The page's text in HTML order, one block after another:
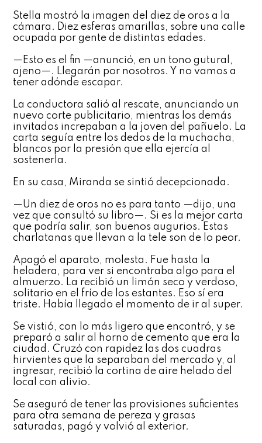
Stella mostró la imagen del diez de oros a la
cámara. Diez esferas amarillas, sobre una calle
ocupada por gente de distintas edades.
—Esto es el fin —anunció, en un tono gutural,
ajeno—. Llegarán por nosotros. Y no vamos a
tener adónde escapar.
La conductora salió al rescate, anunciando un
nuevo corte publicitario, mientras los demás
invitados increpaban a la joven del pañuelo. La
carta seguía entre los dedos de la muchacha,
blancos por la presión que ella ejercía al
sostenerla.
En su casa, Miranda se sintió decepcionada.
—Un diez de oros no es para tanto —dijo, una
vez que consultó su libro—. Si es la mejor carta
que podría salir, son buenos augurios. Estas
charlatanas que llevan a la tele son de lo peor.
Apagó el aparato, molesta. Fue hasta la
heladera, para ver si encontraba algo para el
almuerzo. La recibió un limón seco y verdoso,
solitario en el frío de los estantes. Eso sí era
triste. Había llegado el momento de ir al super.
Se vistió, con lo más ligero que encontró, y se
preparó a salir al horno de cemento que era la
ciudad. Cruzó con rapidez las dos cuadras
hirvientes que la separaban del mercado y, al
ingresar, recibió la cortina de aire helado del
local con alivio.
Se aseguró de tener las provisiones suficientes
para otra semana de pereza y grasas
saturadas, pagó y volvió al exterior.